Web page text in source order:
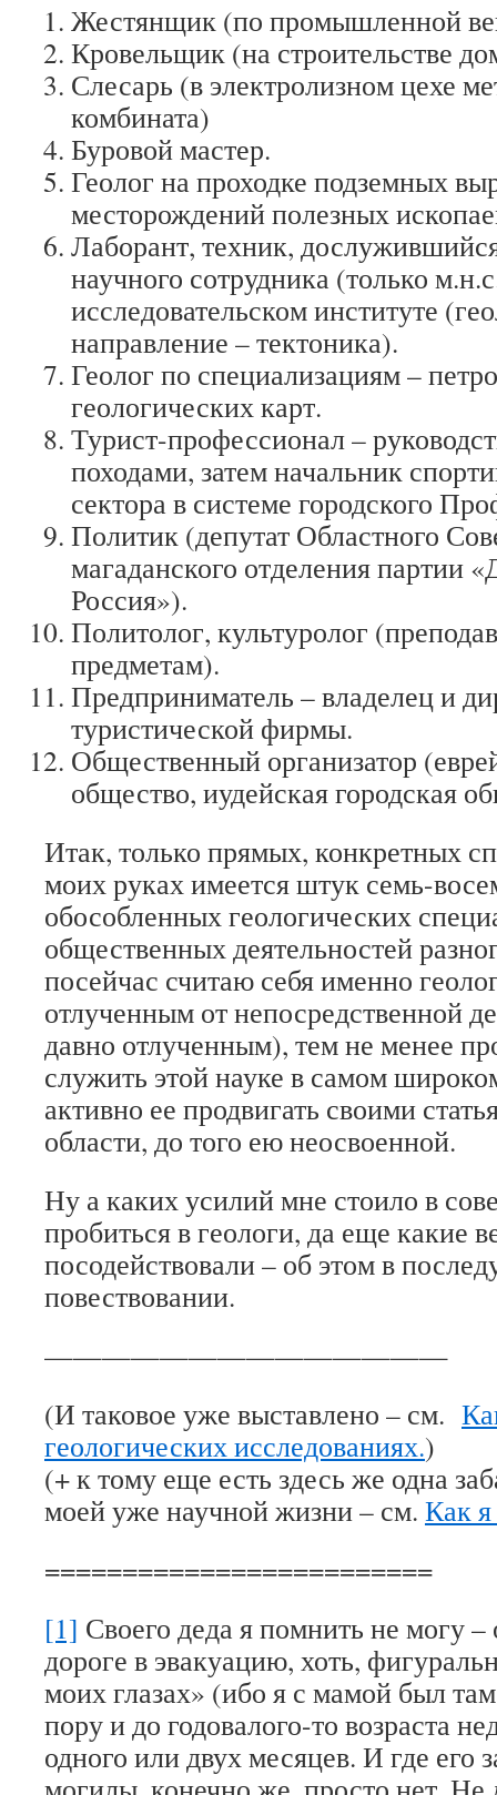
Жестянщик (по промышленной
Кровельщик (на строительстве
Слесарь (в электролизном цехе
комбината)
Буровой мастер.
Геолог на проходке подземных
месторождений полезных
Лаборант, техник,
научного сотрудника (только
исследовательском институте
направление – тектоника).
Геолог по специализациям –
геологических карт.
Турист-профессионал –
походами, затем начальник
сектора в системе городского
Политик (депутат Областного
магаданского отделения партии
Россия»).
Политолог, культуролог
предметам).
Предприниматель – владелец и
туристической фирмы.
Общественный организатор
общество, иудейская городская
Итак, только прямых, конкретных
моих руках имеется штук семь-
обособленных геологических
общественных деятельностей
посейчас считаю себя именно
отлученным от непосредственной
давно отлученным), тем не менее
служить этой науке в самом
активно ее продвигать своими
области, до того ею неосвоенной.
Ну а каких усилий мне стоило в
пробиться в геологи, да еще какие
посодействовали – об этом в
повествовании.
——————————————
(И таковое уже выставлено – см.
геологических исследованиях.)
(+ к тому еще есть здесь же одна
моей уже научной жизни – см. Как
=========================
[1] Своего деда я помнить не могу
дороге в эвакуацию, хоть,
моих глазах» (ибо я с мамой был
пору и до годовалого-то возраста
одного или двух месяцев. И где его